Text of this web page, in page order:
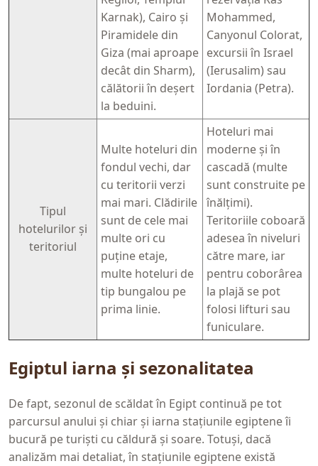
Karnak), Cairo și
Piramidele din
Giza (mai aproape
decât din Sharm),
călătorii în deșert
la beduini.
Mohammed,
Canyonul Colorat,
excursii în Israel
(Ierusalim) sau
Iordania (Petra).
Tipul
hotelurilor și
teritoriul
Multe hoteluri din
fondul vechi, dar
cu teritorii verzi
mai mari. Clădirile
sunt de cele mai
multe ori cu
puține etaje,
multe hoteluri de
tip bungalou pe
prima linie.
Hoteluri mai
moderne și în
cascadă (multe
sunt construite pe
înălțimi).
Teritoriile coboară
adesea în niveluri
către mare, iar
pentru coborârea
la plajă se pot
folosi lifturi sau
funiculare.
Egiptul iarna și sezonalitatea
De fapt, sezonul de scăldat în Egipt continuă pe tot
parcursul anului și chiar și iarna stațiunile egiptene îi
bucură pe turiști cu căldură și soare. Totuși, dacă
analizăm mai detaliat, în stațiunile egiptene există